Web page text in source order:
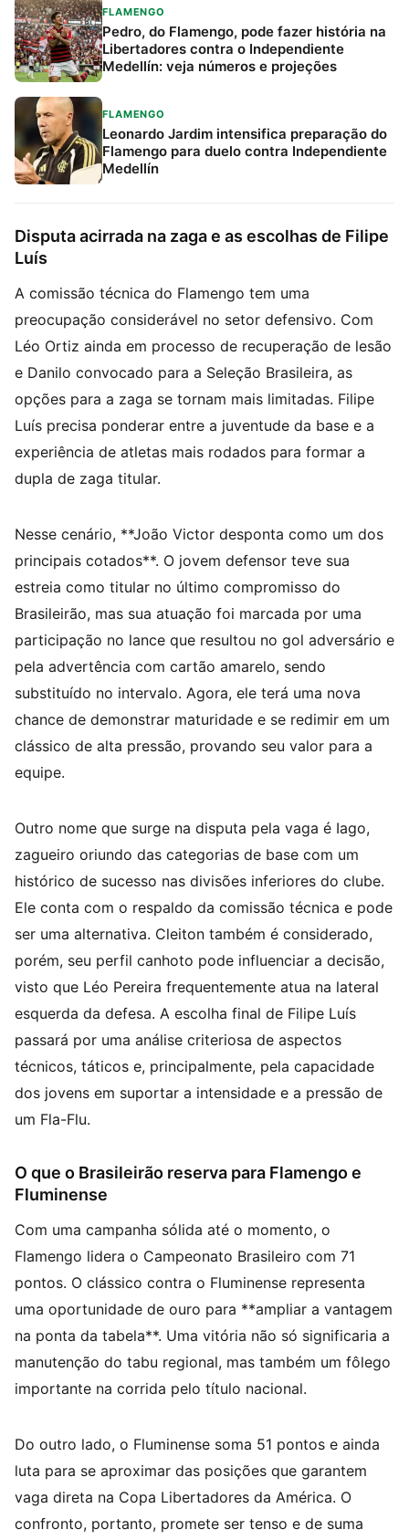
FLAMENGO
Pedro, do Flamengo, pode fazer história na
Libertadores contra o Independiente
Medellín: veja números e projeções
FLAMENGO
Leonardo Jardim intensifica preparação do
Flamengo para duelo contra Independiente
Medellín
Disputa acirrada na zaga e as escolhas de Filipe
Luís
A comissão técnica do Flamengo tem uma
preocupação considerável no setor defensivo. Com
Léo Ortiz ainda em processo de recuperação de lesão
e Danilo convocado para a Seleção Brasileira, as
opções para a zaga se tornam mais limitadas. Filipe
Luís precisa ponderar entre a juventude da base e a
experiência de atletas mais rodados para formar a
dupla de zaga titular.
Nesse cenário, **João Victor desponta como um dos
principais cotados**. O jovem defensor teve sua
estreia como titular no último compromisso do
Brasileirão, mas sua atuação foi marcada por uma
participação no lance que resultou no gol adversário e
pela advertência com cartão amarelo, sendo
substituído no intervalo. Agora, ele terá uma nova
chance de demonstrar maturidade e se redimir em um
clássico de alta pressão, provando seu valor para a
equipe.
Outro nome que surge na disputa pela vaga é Iago,
zagueiro oriundo das categorias de base com um
histórico de sucesso nas divisões inferiores do clube.
Ele conta com o respaldo da comissão técnica e pode
ser uma alternativa. Cleiton também é considerado,
porém, seu perfil canhoto pode influenciar a decisão,
visto que Léo Pereira frequentemente atua na lateral
esquerda da defesa. A escolha final de Filipe Luís
passará por uma análise criteriosa de aspectos
técnicos, táticos e, principalmente, pela capacidade
dos jovens em suportar a intensidade e a pressão de
um Fla-Flu.
O que o Brasileirão reserva para Flamengo e
Fluminense
Com uma campanha sólida até o momento, o
Flamengo lidera o Campeonato Brasileiro com 71
pontos. O clássico contra o Fluminense representa
uma oportunidade de ouro para **ampliar a vantagem
na ponta da tabela**. Uma vitória não só significaria a
manutenção do tabu regional, mas também um fôlego
importante na corrida pelo título nacional.
Do outro lado, o Fluminense soma 51 pontos e ainda
luta para se aproximar das posições que garantem
vaga direta na Copa Libertadores da América. O
confronto, portanto, promete ser tenso e de suma